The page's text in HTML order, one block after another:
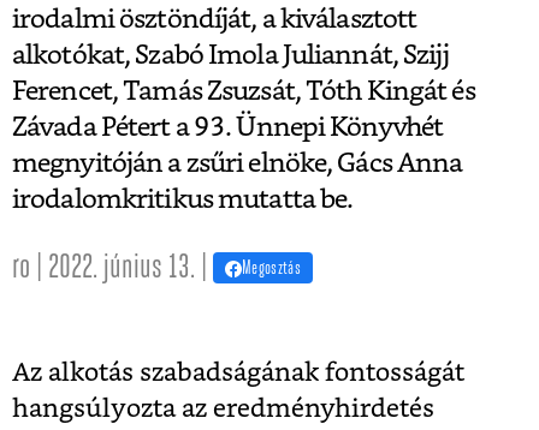
irodalmi ösztöndíját, a kiválasztott
alkotókat, Szabó Imola Juliannát, Szijj
Ferencet, Tamás Zsuzsát, Tóth Kingát és
Závada Pétert a 93. Ünnepi Könyvhét
megnyitóján a zsűri elnöke, Gács Anna
irodalomkritikus mutatta be.
ro | 2022. június 13. | Megosztás
Az alkotás szabadságának fontosságát
hangsúlyozta az eredményhirdetés